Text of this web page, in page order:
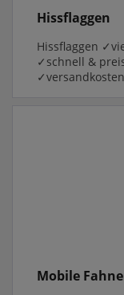
Hissflaggen
Hissflaggen
✓schnell &
Mobile